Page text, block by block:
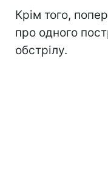
Крім того,
про одного
обстрілу.